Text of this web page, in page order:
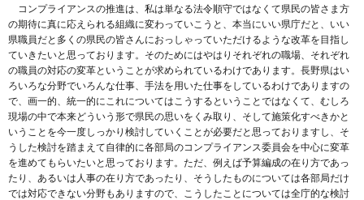
コンプライアンスの推進は、私は単なる法令順守ではなくて県民の皆さま方
の期待に真に応えられる組織に変わっていこうと、本当にいい県庁だと、いい
県職員だと多くの県民の皆さんにおっしゃっていただけるような改革を目指し
ていきたいと思っております。そのためにはやはりそれぞれの職場、それぞれ
の職員の対応の変革ということが求められているわけであります。長野県はい
ろいろな分野でいろんな仕事、手法を用いた仕事をしているわけでありますの
で、画一的、統一的にこれについてはこうするということではなくて、むしろ
現場の中で本来どういう形で県民の思いをくみ取り、そして施策化すべきかと
いうことを今一度しっかり検討していくことが必要だと思っておりますし、そ
うした検討を踏まえて自律的に各部局のコンプライアンス委員会を中心に変革
を進めてもらいたいと思っております。ただ、例えば予算編成の在り方であっ
たり、あるいは人事の在り方であったり、そうしたものについては各部局だけ
では対応できない分野もありますので、こうしたことについては全庁的な検討